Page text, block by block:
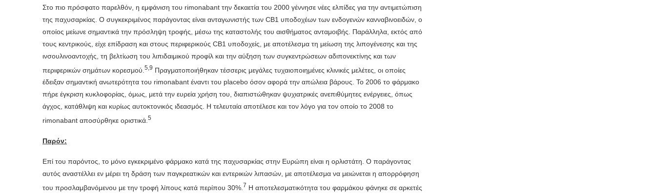
Στο πιο πρόσφατο παρελθόν, η εμφάνιση του rimonabant την δεκαετία του 2000 γέννησε νέες ελπίδες για την αντιμετώπιση
της παχυσαρκίας. Ο συγκεκριμένος παράγοντας είναι ανταγωνιστής των CB1 υποδοχέων των ενδογενών κανναβινοειδών, ο
οποίος μείωνε σημαντικά την πρόσληψη τροφής, μέσω της καταστολής του αισθήματος ανταμοιβής. Παράλληλα, εκτός από
τους κεντρικούς, είχε επίδραση και στους περιφερικούς CB1 υποδοχείς, με αποτέλεσμα τη μείωση της λιπογένεσης και της
ινσουλινοαντοχής, τη βελτίωση του λιπιδαιμικού προφίλ και την αύξηση των συγκεντρώσεων αδιπονεκτίνης και των
περιφερικών σημάτων κορεσμού. 5 9 Πραγματοποιήθηκαν τέσσερις μεγάλες τυχαιοποιημένες κλινικές μελέτες, οι οποίες
έδειξαν σημαντική ανωτερότητα του rimonabant έναντι του placebo όσον αφορά την απώλεια βάρους. Το 2006 το φάρμακο
πήρε έγκριση κυκλοφορίας, όμως, μετά την ευρεία χρήση του, διαπιστώθηκαν ψυχιατρικές ανεπιθύμητες ενέργειες, όπως
άγχος, κατάθλιψη και κυρίως αυτοκτονικός ιδεασμός. Η τελευταία αποτέλεσε και τον λόγο για τον οποίο το 2008 το
rimonabant αποσύρθηκε οριστικά. 5
Παρόν:
Επί του παρόντος, το μόνο εγκεκριμένο φάρμακο κατά της παχυσαρκίας στην Ευρώπη είναι η ορλιστάτη. Ο παράγοντας
αυτός αναστέλλει εν μέρει τη δράση των παγκρεατικών και εντερικών λιπασών, με αποτέλεσμα να μειώνεται η απορρόφηση
του προσλαμβανόμενου με την τροφή λίπους κατά περίπου 30%. 7 Η αποτελεσματικότητα του φαρμάκου φάνηκε σε αρκετές